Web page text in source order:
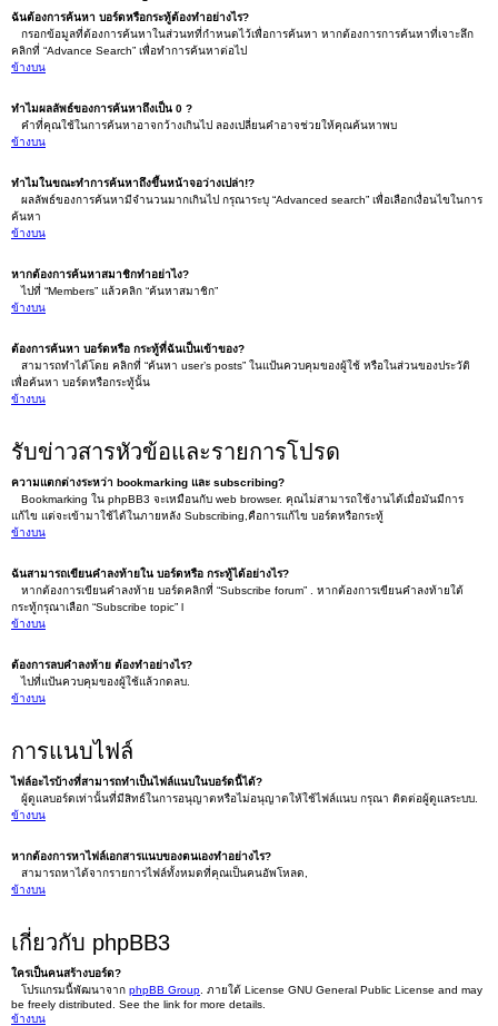
ฉันต้องการค้นหา บอร์ดหรือกระทู้ต้องทำอย่างไร?
กรอกข้อมูลที่ต้องการค้นหาในส่วนทที่กำหนดไว้เพื่อการค้นหา หากต้องการการค้นหาที่เจาะลึก
คลิกที่ “Advance Search” เพื่อทำการค้นหาต่อไป
ข้างบน
ทำไมผลลัพธ์ของการค้นหาถึงเป็น 0 ?
คำที่คุณใช้ในการค้นหาอาจกว้างเกินไป ลองเปลี่ยนคำอาจช่วยให้คุณค้นหาพบ
ข้างบน
ทำไมในขณะทำการค้นหาถึงขึ้นหน้าจอว่างเปล่า!?
ผลลัพธ์ของการค้นหามีจำนวนมากเกินไป กรุณาระบุ “Advanced search” เพื่อเลือกเงื่อนไขในการ
ค้นหา
ข้างบน
หากต้องการค้นหาสมาชิกทำอย่าไง?
ไปที่ “Members” แล้วคลิก “ค้นหาสมาชิก”
ข้างบน
ต้องการค้นหา บอร์ดหรือ กระทู้ที่ฉันเป็นเข้าของ?
สามารถทำได้โดย คลิกที่ “ค้นหา user’s posts” ในแป้นควบคุมของผู้ใช้ หรือในส่วนของประวัติ
เพื่อค้นหา บอร์ดหรือกระทู้นั้น
ข้างบน
รับข่าวสารหัวข้อและรายการโปรด
ความแตกต่างระหว่า bookmarking และ subscribing?
Bookmarking ใน phpBB3 จะเหมือนกับ web browser. คุณไม่สามารถใช้งานได้เมื่อมันมีการ
แก้ไข แต่จะเข้ามาใช้ได้ในภายหลัง Subscribing,คือการแก้ไข บอร์ดหรือกระทู้
ข้างบน
ฉันสามารถเขียนคำลงท้ายใน บอร์ดหรือ กระทู้ได้อย่างไร?
หากต้องการเขียนคำลงท้าย บอร์ดคลิกที่ “Subscribe forum” . หากต้องการเขียนคำลงท้ายใต้
กระทู้กรุณาเลือก “Subscribe topic” l
ข้างบน
ต้องการลบคำลงท้าย ต้องทำอย่างไร?
ไปที่แป้นควบคุมของผู้ใช้แล้วกดลบ.
ข้างบน
การแนบไฟล์
ไฟล์อะไรบ้างที่สามารถทำเป็นไฟล์แนบในบอร์ดนี้ได้?
ผู้ดูแลบอร์ดเท่านั้นที่มีสิทธ์ในการอนุญาตหรือไม่อนุญาตให้ใช้ไฟล์แนบ กรุณา ติดต่อผู้ดูแลระบบ.
ข้างบน
หากต้องการหาไฟล์เอกสารแนบของตนเองทำอย่างไร?
สามารถหาได้จากรายการไฟล์ทั้งหมดที่คุณเป็นคนอัพโหลด,
ข้างบน
เกี่ยวกับ phpBB3
ใครเป็นคนสร้างบอร์ด?
โปรแกรมนี้พัฒนาจาก phpBB Group . ภายใต้ License GNU General Public License and may
be freely distributed. See the link for more details.
ข้างบน